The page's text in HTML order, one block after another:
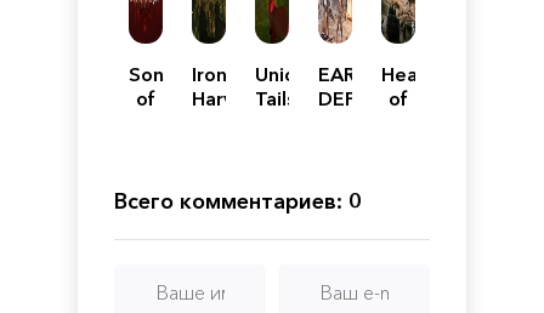
Song
of
Iron
Harvest
Unicorn
Tails
EARTH
DEFENSE
Hearts
of
Всего комментариев: 0